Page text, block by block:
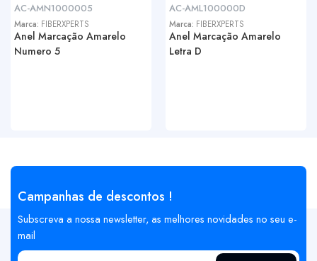
AC-AMN1000005
Marca: FIBERXPERTS
Anel Marcação Amarelo
Numero 5
AC-AML100000D
Marca: FIBERXPERTS
Anel Marcação Amarelo
Letra D
Campanhas de descontos !
Subscreva a nossa newsletter, as melhores novidades no seu e-
mail